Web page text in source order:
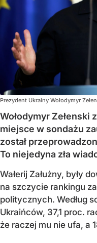
Prezydent Ukrainy Wołodymyr
Wołodymyr Zełenski
miejsce w sondażu
został
To niejedyna zła
Wałerij Załużny, były
na szczycie rankingu
politycznych. Według
Ukraińców, 37,1 proc.
że raczej mu nie ufa, a